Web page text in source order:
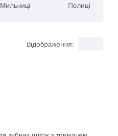
Мильниці Полиці
Відображення: